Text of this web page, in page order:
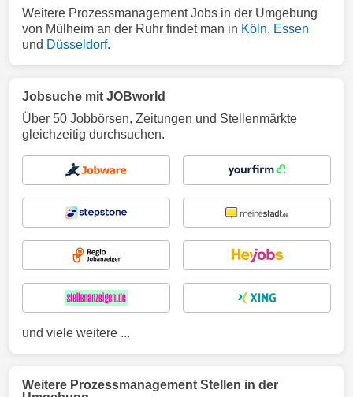
Weitere Prozessmanagement Jobs in der Umgebung
von Mülheim an der Ruhr findet man in Köln, Essen
und Düsseldorf.
Jobsuche mit JOBworld
Über 50 Jobbörsen, Zeitungen und Stellenmärkte
gleichzeitig durchsuchen.
und viele weitere ...
Weitere Prozessmanagement Stellen in der